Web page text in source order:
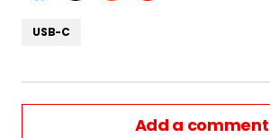
USB-C
Add a comment